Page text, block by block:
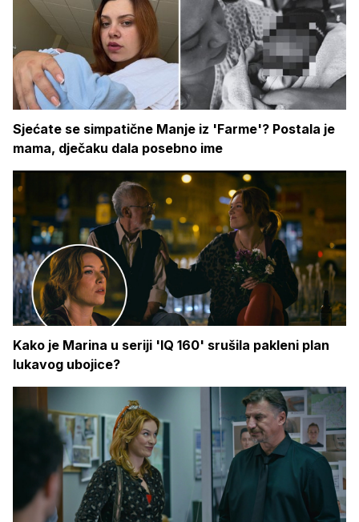
Sjećate se simpatične Manje iz 'Farme'? Postala je
mama, dječaku dala posebno ime
Kako je Marina u seriji 'IQ 160' srušila pakleni plan
lukavog ubojice?